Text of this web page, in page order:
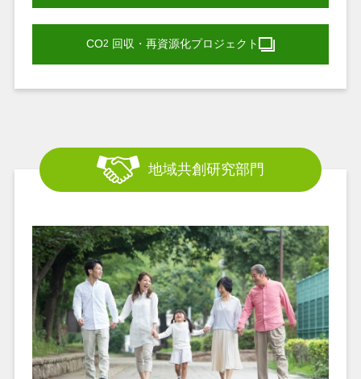
CO2 回収・再資源化プロジェクト
地域共創研究部門